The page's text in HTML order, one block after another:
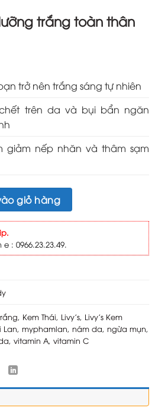
trắng toàn thân
trở nên trắng sáng tự nhiên
trên da và bụi bẩn ngăn
giảm nếp nhăn và thâm sạm
toàn thân 250g vàng số lượng
giỏ hàng
: 0966.23.23.49.
, Kem Thái, Livy's, Livy's Kem
Lan, myphamlan, nám da, ngừa mụn,
, vitamin A, vitamin C